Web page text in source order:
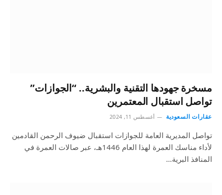
مسخرة جهودها التقنية والبشرية.. “الجوازات”
تواصل استقبال المعتمرين
عقارات السعودية أغسطس 11, 2024
تواصل المديرية العامة للجوازات استقبال ضيوف الرحمن القادمين
لأداء مناسك العمرة لهذا العام 1446هـ، عبر صالات العمرة في
المنافذ البرية…